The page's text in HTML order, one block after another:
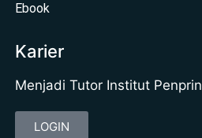
Ebook
Karier
Menjadi Tutor Institut Penprin
LOGIN